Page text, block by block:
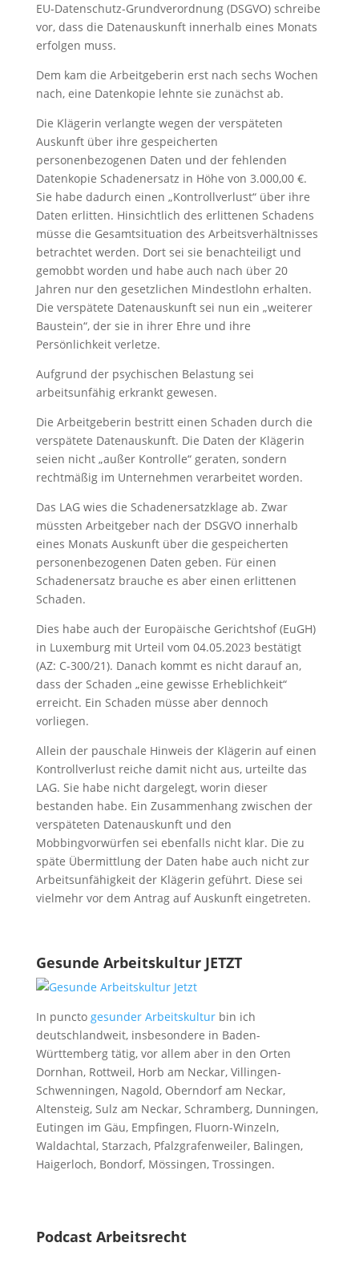
EU-Datenschutz-Grundverordnung (DSGVO) schreibe
vor, dass die Datenauskunft innerhalb eines Monats
erfolgen muss.
Dem kam die Arbeitgeberin erst nach sechs Wochen
nach, eine Datenkopie lehnte sie zunächst ab.
Die Klägerin verlangte wegen der verspäteten
Auskunft über ihre gespeicherten
personenbezogenen Daten und der fehlenden
Datenkopie Schadenersatz in Höhe von 3.000,00 €.
Sie habe dadurch einen „Kontrollverlust“ über ihre
Daten erlitten. Hinsichtlich des erlittenen Schadens
müsse die Gesamtsituation des Arbeitsverhältnisses
betrachtet werden. Dort sei sie benachteiligt und
gemobbt worden und habe auch nach über 20
Jahren nur den gesetzlichen Mindestlohn erhalten.
Die verspätete Datenauskunft sei nun ein „weiterer
Baustein“, der sie in ihrer Ehre und ihre
Persönlichkeit verletze.
Aufgrund der psychischen Belastung sei
arbeitsunfähig erkrankt gewesen.
Die Arbeitgeberin bestritt einen Schaden durch die
verspätete Datenauskunft. Die Daten der Klägerin
seien nicht „außer Kontrolle“ geraten, sondern
rechtmäßig im Unternehmen verarbeitet worden.
Das LAG wies die Schadenersatzklage ab. Zwar
müssten Arbeitgeber nach der DSGVO innerhalb
eines Monats Auskunft über die gespeicherten
personenbezogenen Daten geben. Für einen
Schadenersatz brauche es aber einen erlittenen
Schaden.
Dies habe auch der Europäische Gerichtshof (EuGH)
in Luxemburg mit Urteil vom 04.05.2023 bestätigt
(AZ: C-300/21). Danach kommt es nicht darauf an,
dass der Schaden „eine gewisse Erheblichkeit“
erreicht. Ein Schaden müsse aber dennoch
vorliegen.
Allein der pauschale Hinweis der Klägerin auf einen
Kontrollverlust reiche damit nicht aus, urteilte das
LAG. Sie habe nicht dargelegt, worin dieser
bestanden habe. Ein Zusammenhang zwischen der
verspäteten Datenauskunft und den
Mobbingvorwürfen sei ebenfalls nicht klar. Die zu
späte Übermittlung der Daten habe auch nicht zur
Arbeitsunfähigkeit der Klägerin geführt. Diese sei
vielmehr vor dem Antrag auf Auskunft eingetreten.
Gesunde Arbeitskultur JETZT
In puncto gesunder Arbeitskulturbin ich
deutschlandweit, insbesondere in Baden-
Württemberg tätig, vor allem aber in den Orten
Dornhan, Rottweil, Horb am Neckar, Villingen-
Schwenningen, Nagold, Oberndorf am Neckar,
Altensteig, Sulz am Neckar, Schramberg, Dunningen,
Eutingen im Gäu, Empfingen, Fluorn-Winzeln,
Waldachtal, Starzach, Pfalzgrafenweiler, Balingen,
Haigerloch, Bondorf, Mössingen, Trossingen.
Podcast Arbeitsrecht